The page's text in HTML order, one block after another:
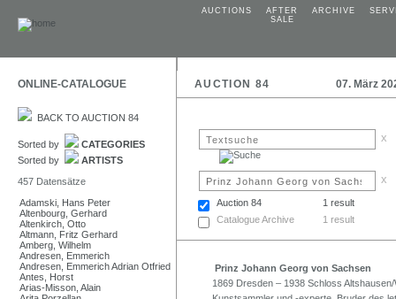
AUCTIONS
AFTER
SALE
ARCHIVE
ONLINE-CATALOGUE AUCTION 84 07. März
BACK TO AUCTION 84
Sorted by
CATEGORIES
Sorted by
ARTISTS
457 Datensätze
Adamski, Hans Peter
Altenbourg, Gerhard
Altenkirch, Otto
Altmann, Fritz Gerhard
Amberg, Wilhelm
Andresen, Emmerich
Andresen, Emmerich Adrian Otfried
Antes, Horst
Arias-Misson, Alain
x
x
Auction 84
1 result
Catalogue Archive
1 result
Prinz Johann Georg von Sachsen
1869 Dresden – 1938 Schloss